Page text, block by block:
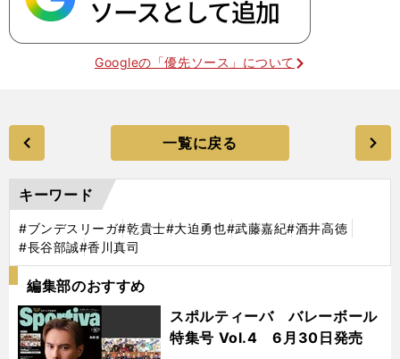
Googleの「優先ソース」について
一覧に戻る
キーワード
#ブンデスリーガ#乾貴士#大迫勇也#武藤嘉紀#酒井高徳
#長谷部誠#香川真司
編集部のおすすめ
スポルティーバ バレーボール
特集号 Vol.4 6月30日発売